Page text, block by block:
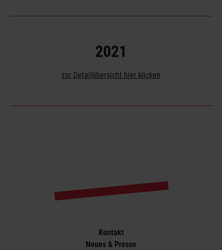
2021
zur Detailübersicht hier klicken
Kontakt
Neues & Presse